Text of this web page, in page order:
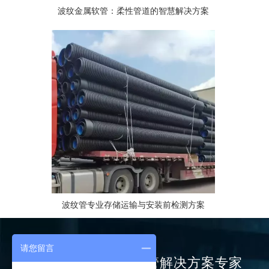
波纹金属软管：柔性管道的智慧解决方案
波纹管专业存储运输与安装前检测方案
ABOUT US
波纹管、金属软管解决方案专家
请您留言